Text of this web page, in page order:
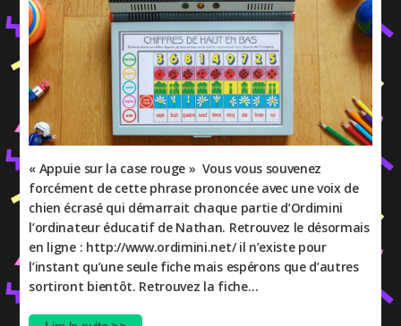
« Appuie sur la case rouge » Vous vous souvenez
forcément de cette phrase prononcée avec une voix de
chien écrasé qui démarrait chaque partie d’Ordimini
l’ordinateur éducatif de Nathan. Retrouvez le désormais
en ligne : http://www.ordimini.net/ il n’existe pour
l’instant qu’une seule fiche mais espérons que d’autres
sortiront bientôt. Retrouvez la fiche…